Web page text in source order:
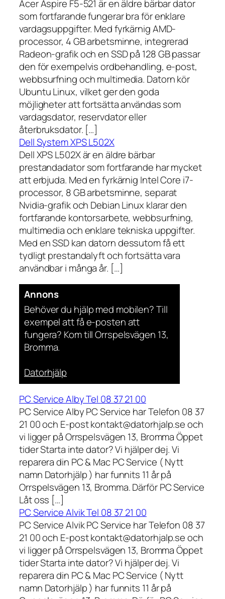
Acer Aspire F5-521 är en äldre bärbar dator
som fortfarande fungerar bra för enklare
vardagsuppgifter. Med fyrkärnig AMD-
processor, 4 GB arbetsminne, integrerad
Radeon-grafik och en SSD på 128 GB passar
den för exempelvis ordbehandling, e-post,
webbsurfning och multimedia. Datorn kör
Ubuntu Linux, vilket ger den goda
möjligheter att fortsätta användas som
vardagsdator, reservdator eller
återbruksdator. […]
Dell System XPS L502X
Dell XPS L502X är en äldre bärbar
prestandadator som fortfarande har mycket
att erbjuda. Med en fyrkärnig Intel Core i7-
processor, 8 GB arbetsminne, separat
Nvidia-grafik och Debian Linux klarar den
fortfarande kontorsarbete, webbsurfning,
multimedia och enklare tekniska uppgifter.
Med en SSD kan datorn dessutom få ett
tydligt prestandalyft och fortsätta vara
användbar i många år. […]
Annons
Behöver du hjälp med mobilen? Till
exempel att få e-posten att
fungera? Kom till Orrspelsvägen 13,
Bromma.
Datorhjälp
PC Service Alby Tel 08 37 21 00
PC Service Alby PC Service har Telefon 08 37
21 00 och E-post kontakt@datorhjalp.se och
vi ligger på Orrspelsvägen 13, Bromma Öppet
tider Starta inte dator? Vi hjälper dej. Vi
reparera din PC & Mac PC Service ( Nytt
namn Datorhjälp ) har funnits 11 år på
Orrspelsvägen 13, Bromma. Därför PC Service
Låt oss […]
PC Service Alvik Tel 08 37 21 00
PC Service Alvik PC Service har Telefon 08 37
21 00 och E-post kontakt@datorhjalp.se och
vi ligger på Orrspelsvägen 13, Bromma Öppet
tider Starta inte dator? Vi hjälper dej. Vi
reparera din PC & Mac PC Service ( Nytt
namn Datorhjälp ) har funnits 11 år på